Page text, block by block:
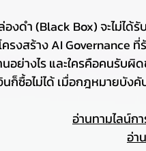
องดำ (Black Box) จะไม่ไ
รงสร้าง AI Governance
อย่างไร และใครคือคนรับ
ก็ซื้อไม่ได้ เมื่อกฎหมายบังคั
อ่านทามไลน์ก
อ่า